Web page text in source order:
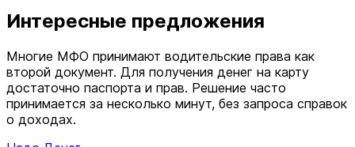
Интересные предложения
Многие МФО принимают водительские права как
второй документ. Для получения денег на карту
достаточно паспорта и прав. Решение часто
принимается за несколько минут, без запроса справок
о доходах.